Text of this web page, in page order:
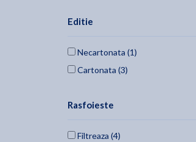
Editie
Necartonata (1)
Cartonata (3)
Rasfoieste
Filtreaza (4)